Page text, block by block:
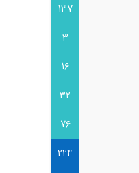
137
3
16
32
76
224